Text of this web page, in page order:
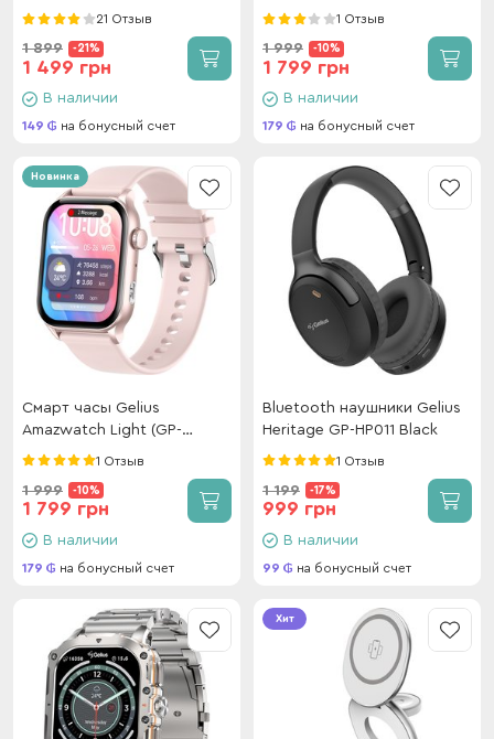
TWS039 Black
21 Отзыв
1 899 -21%
1 499 грн
В наличии
149 на бонусный счет
SW015) Black
1 Отзыв
1 999 -10%
1 799 грн
В наличии
179 на бонусный счет
Новинка
Смарт часы Gelius
Amazwatch Light (GP-
SW015) Pink
1 Отзыв
1 999 -10%
1 799 грн
В наличии
179 на бонусный счет
Bluetooth наушники Gelius
Heritage GP-HP011 Black
1 Отзыв
1 199 -17%
999 грн
В наличии
99 на бонусный счет
Хит